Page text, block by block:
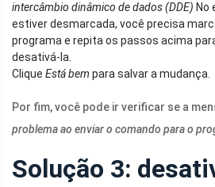
intercâmbio dinâmico de dados (DDE) No
estiver desmarcada, você precisa
programa e repita os passos acima
desativá-la.
Clique Está bem para salvar a mudança.
Por fim, você pode ir verificar se a
problema ao enviar o comando para o
Solução 3: